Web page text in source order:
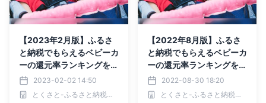
【2023年2月版】ふるさ
と納税でもらえるベビーカ
ーの還元率ランキングを発
表
2023-02-02 14:50
とくさと-ふるさと納税還元率ランキング-
【2022年8月版】ふるさ
と納税でもらえるベビーカ
ーの還元率ランキングを発
表
2022-08-30 18:20
とくさと-ふるさと納税還元率ランキング-